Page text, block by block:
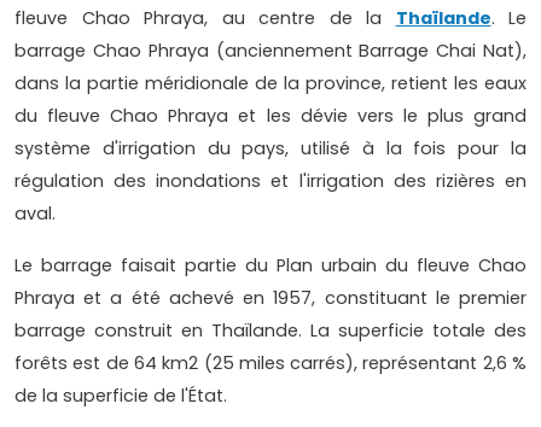
fleuve Chao Phraya, au centre de la Thaïlande. Le
barrage Chao Phraya (anciennement Barrage Chai Nat),
dans la partie méridionale de la province, retient les eaux
du fleuve Chao Phraya et les dévie vers le plus grand
système d'irrigation du pays, utilisé à la fois pour la
régulation des inondations et l'irrigation des rizières en
aval.
Le barrage faisait partie du Plan urbain du fleuve Chao
Phraya et a été achevé en 1957, constituant le premier
barrage construit en Thaïlande. La superficie totale des
forêts est de 64 km2 (25 miles carrés), représentant 2,6 %
de la superficie de l'État.